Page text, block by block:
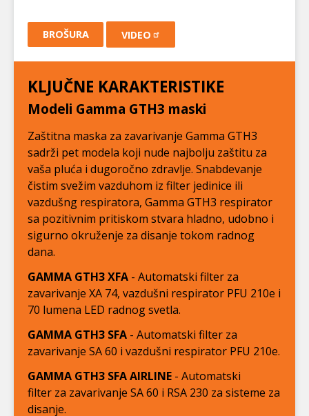
BROŠURA VIDEO
KLJUČNE KARAKTERISTIKE
Modeli Gamma GTH3 maski
Zaštitna maska za zavarivanje Gamma GTH3
sadrži pet modela koji nude najbolju zaštitu za
vaša pluća i dugoročno zdravlje. Snabdevanje
čistim svežim vazduhom iz filter jedinice ili
vazdušng respiratora, Gamma GTH3 respirator
sa pozitivnim pritiskom stvara hladno, udobno i
sigurno okruženje za disanje tokom radnog
dana.
GAMMA GTH3 XFA - Automatski filter za
zavarivanje XA 74, vazdušni respirator PFU 210e i
70 lumena LED radnog svetla.
GAMMA GTH3 SFA - Automatski filter za
zavarivanje SA 60 i vazdušni respirator PFU 210e.
GAMMA GTH3 SFAAIRLINE - Automatski
filter za zavarivanje SA 60 i RSA 230 za sisteme za
disanje.